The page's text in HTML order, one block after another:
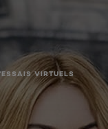
VIRTUELS